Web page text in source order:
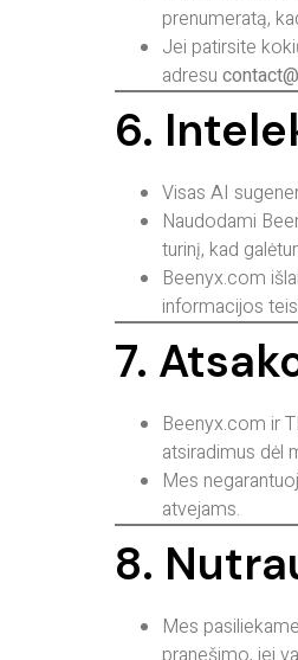
prenumeratą,
Jei patirsite
adresu
6.
Visas AI
Naudodami
turinį, kad
Beenyx.com
informacijos
7.
Beenyx.com ir
atsiradimus dėl
Mes
atvejams.
8.
Mes